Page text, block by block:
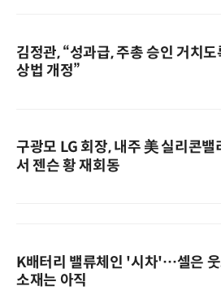
김정관, “성과급, 주총 승인 거치도
상법 개정”
구광모 LG 회장, 내주 美 실리콘밸
서 젠슨 황 재회동
K배터리 밸류체인 '시차'…셀은
소재는 아직